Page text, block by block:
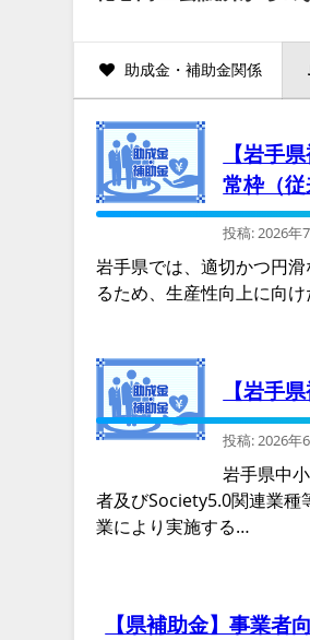
助成金・補助金関係
【岩手
常枠（
投稿: 2026年
岩手県では、適切かつ円
るため、生産性向上に向
【岩手
投稿: 2026年
岩手県中
者及びSociety5.0関連業種
業により実施する…
【県補助金】事業者